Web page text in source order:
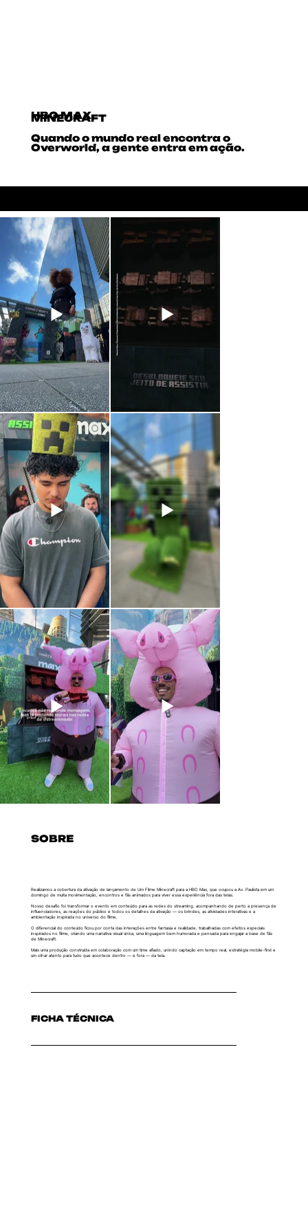
HBO MAX
MINECRAFT
Quando o mundo real encontra o
Overworld, a gente entra em ação.
SOBRE
Realizamos a cobertura da ativação de lançamento de Um Filme Minecraft para a HBO Max, que ocupou a Av. Paulista em um
domingo de muita movimentação, encontros e fãs animados para viver essa experiência fora das telas.
Nosso desafio foi transformar o evento em conteúdo para as redes do streaming, acompanhando de perto a presença de
influenciadores, as reações do público e todos os detalhes da ativação — os brindes, as atividades interativas e a
ambientação inspirada no universo do filme.
O diferencial do conteúdo ficou por conta das interações entre fantasia e realidade, trabalhadas com efeitos especiais
inspirados no filme, criando uma narrativa visual única, uma linguagem bem humorada e pensada para engajar a base de fãs
de Minecraft.
Mais uma produção construída em colaboração com um time afiado, unindo captação em tempo real, estratégia mobile-first e
um olhar atento para tudo que acontece dentro — e fora — da tela.
FICHA TÉCNICA